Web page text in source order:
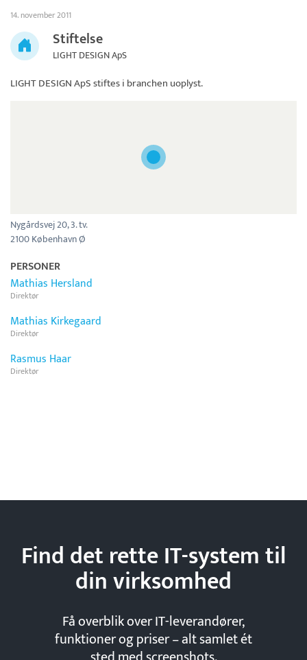
14. november 2011
Stiftelse
LIGHT DESIGN ApS
LIGHT DESIGN ApSstiftes i branchen uoplyst.
Nygårdsvej 20, 3. tv.
2100 København Ø
PERSONER
Mathias Hersland
Direktør
Mathias Kirkegaard
Direktør
Rasmus Haar
Direktør
Find det rette IT-system til
dinvirksomhed
Få overblik over IT-leverandører,
funktioner og priser – alt samlet ét